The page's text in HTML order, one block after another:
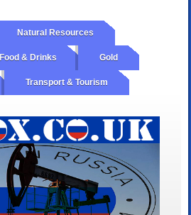
Natural Resources
Food & Drinks Gold
Transport & Tourism